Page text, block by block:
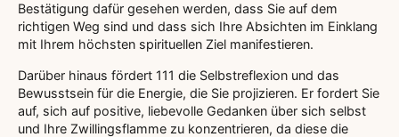
Bestätigung dafür gesehen werden, dass Sie auf dem
richtigen Weg sind und dass sich Ihre Absichten im Einklang
mit Ihrem höchsten spirituellen Ziel manifestieren.
Darüber hinaus fördert 111 die Selbstreflexion und das
Bewusstsein für die Energie, die Sie projizieren. Er fordert Sie
auf, sich auf positive, liebevolle Gedanken über sich selbst
und Ihre Zwillingsflamme zu konzentrieren, da diese die